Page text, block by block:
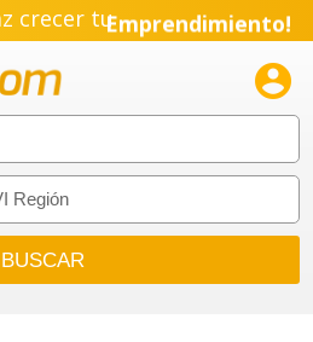
crecer tuEmprendimiento!
